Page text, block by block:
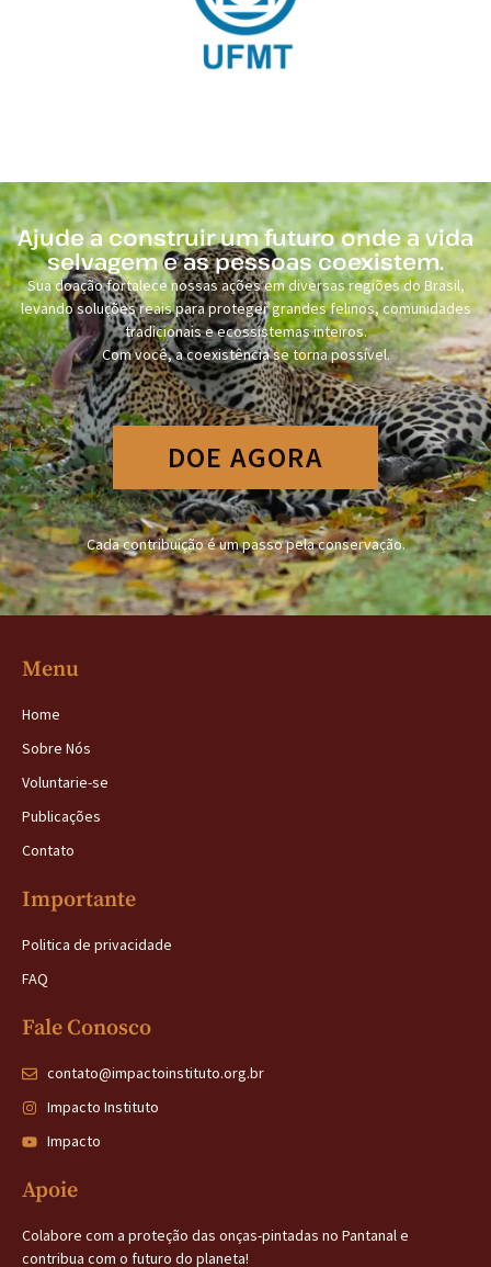
Ajude a construir um futuro onde a vida
selvagem e as pessoas coexistem.
Sua doação fortalece nossas ações em diversas regiões do Brasil,
levando soluções reais para proteger grandes felinos, comunidades
tradicionais e ecossistemas inteiros.
Com você, a coexistência se torna possível.
DOE AGORA
Cada contribuição é um passo pela conservação.
Menu
Home
Sobre Nós
Voluntarie-se
Publicações
Contato
Importante
Politica de privacidade
FAQ
Fale Conosco
contato@impactoinstituto.org.br
Impacto Instituto
Impacto
Apoie
Colabore com a proteção das onças-pintadas no Pantanal e
contribua com o futuro do planeta!